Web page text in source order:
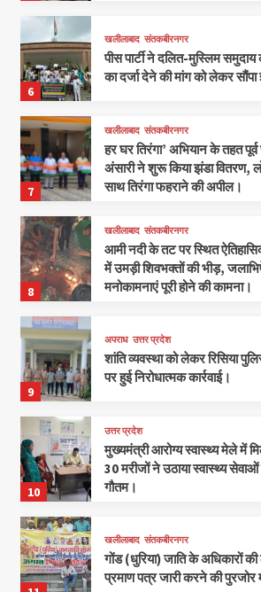
6
खलीलाबाद संतकबीरनगर
पीस पार्टी ने दलित-मुस्लिम
का दर्जा देने की मांग को लेकर सौंपा
7
खलीलाबाद संतकबीरनगर
हर घर तिरंगा’ अभियान के तहत
अंसारी ने शुरू किया झंडा वितरण,
साथ तिरंगा फहराने की अपील।
8
खलीलाबाद संतकबीरनगर
आमी नदी के तट पर स्थित
में उमड़ी शिवभक्तों की भीड़,
मनोकामनाएं पूरी होने की कामना।
9
अपराध उत्तर प्रदेश
शांति व्यवस्था को लेकर रिसिया
पर हुई निरोधात्मक कार्रवाई।
10
उत्तर प्रदेश
मुख्यमंत्री आरोग्य स्वास्थ्य मेले में
30 मरीजों ने उठाया स्वास्थ्य
गौतम।
खलीलाबाद संतकबीरनगर
गोंड (धुरिया) जाति के अधिकारों
प्रमाण पत्र जारी करने की पुरजोर